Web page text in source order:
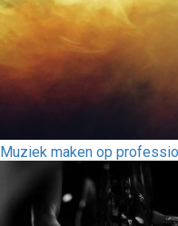
Muziek maken op